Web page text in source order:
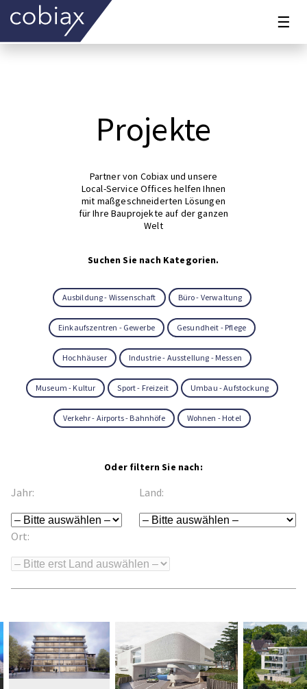
☰
Projekte
Partner von Cobiax und unsere
Local-Service Offices helfen Ihnen
mit maßgeschneiderten Lösungen
für Ihre Bauprojekte auf der ganzen
Welt
Suchen Sie nach Kategorien.
Ausbildung - Wissenschaft Büro - Verwaltung
Einkaufszentren - Gewerbe Gesundheit - Pflege
Hochhäuser Industrie - Ausstellung - Messen
Museum - Kultur Sport - Freizeit Umbau - Aufstockung
Verkehr - Airports - Bahnhöfe Wohnen - Hotel
Oder filtern Sie nach:
Jahr: Land:
Ort: